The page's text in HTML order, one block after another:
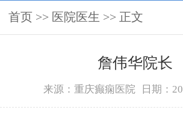
首页 >> 医院医生 >> 正文
詹伟华院长
来源：重庆癫痫医院 日期：